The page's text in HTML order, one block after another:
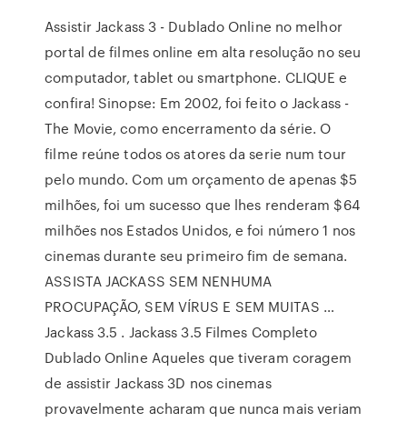
Assistir Jackass 3 - Dublado Online no melhor
portal de filmes online em alta resolução no seu
computador, tablet ou smartphone. CLIQUE e
confira! Sinopse: Em 2002, foi feito o Jackass -
The Movie, como encerramento da série. O
filme reúne todos os atores da serie num tour
pelo mundo. Com um orçamento de apenas $5
milhões, foi um sucesso que lhes renderam $64
milhões nos Estados Unidos, e foi número 1 nos
cinemas durante seu primeiro fim de semana.
ASSISTA JACKASS SEM NENHUMA
PROCUPAÇÃO, SEM VÍRUS E SEM MUITAS …
Jackass 3.5 . Jackass 3.5 Filmes Completo
Dublado Online Aqueles que tiveram coragem
de assistir Jackass 3D nos cinemas
provavelmente acharam que nunca mais veriam